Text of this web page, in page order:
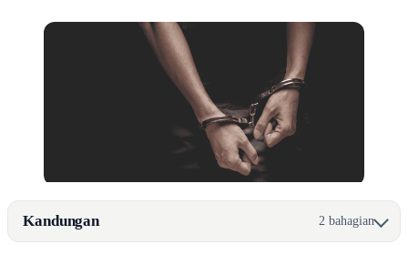
Kandungan 2 bahagian